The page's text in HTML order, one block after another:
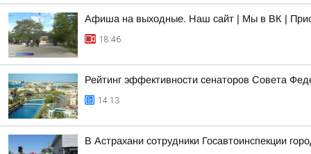
Афиша на выходные. Наш сайт | Мы в ВК |
18:46
Рейтинг эффективности сенаторов Совета
14:13
В Астрахани сотрудники Госавтоинспекции